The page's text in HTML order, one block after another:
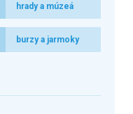
hrady a múzeá
burzy a jarmoky